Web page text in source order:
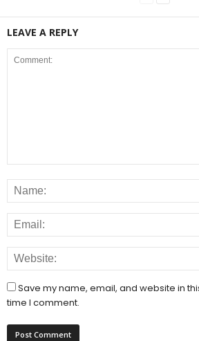
LEAVE A REPLY
Save my name, email, and website in
time I comment.